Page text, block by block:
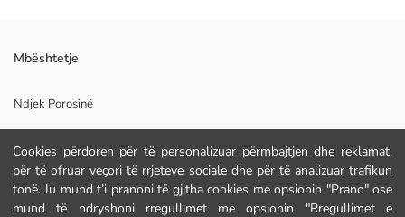
Cookies përdoren për të personalizuar përmbajtjen dhe reklamat,
për të ofruar veçori të rrjeteve sociale dhe për të analizuar trafikun
tonë. Ju mund t’i pranoni të gjitha cookies me opsionin "Prano" ose
mund të ndryshoni rregullimet me opsionin "Rregullimet e
T-shirt për meshkuj me prerje të lirshme, duhet të ketë jakë të
rrumbullakët dhe mëngë të shkurtra. Produkti është i bërë nga pëlhurë
Pelhura Kryesore:
Origjina:
Furnizuesi:
Mbështetje
Ndjek Porosinë
NDIHMË